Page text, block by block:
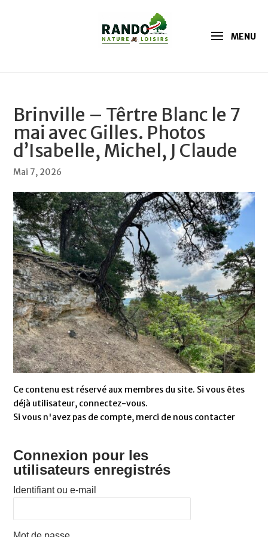
Brinville – Têrtre Blanc le 7
mai avec Gilles. Photos
d’Isabelle, Michel, J Claude
Mai 7, 2026
Ce contenu est réservé aux membres du site. Si vous êtes
déjà utilisateur, connectez-vous.
Si vous n'avez pas de compte, merci de nous contacter
Connexion pour les
utilisateurs enregistrés
Identifiant ou e-mail